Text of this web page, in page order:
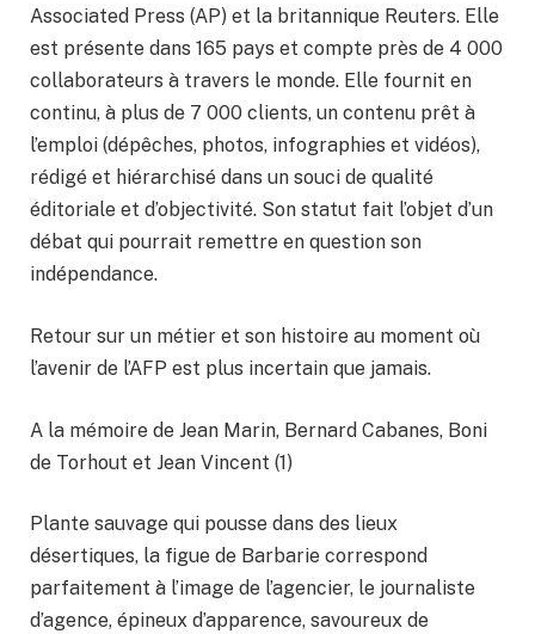
Associated Press (AP) et la britannique Reuters. Elle
est présente dans 165 pays et compte près de 4 000
collaborateurs à travers le monde. Elle fournit en
continu, à plus de 7 000 clients, un contenu prêt à
l’emploi (dépêches, photos, infographies et vidéos),
rédigé et hiérarchisé dans un souci de qualité
éditoriale et d’objectivité. Son statut fait l’objet d’un
débat qui pourrait remettre en question son
indépendance.
Retour sur un métier et son histoire au moment où
l’avenir de l’AFP est plus incertain que jamais.
A la mémoire de Jean Marin, Bernard Cabanes, Boni
de Torhout et Jean Vincent (1)
Plante sauvage qui pousse dans des lieux
désertiques, la figue de Barbarie correspond
parfaitement à l’image de l’agencier, le journaliste
d’agence, épineux d’apparence, savoureux de